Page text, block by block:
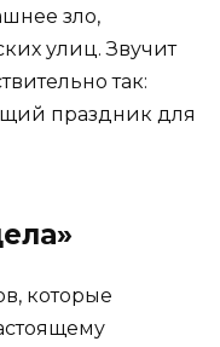
зло,
улиц. Звучит
так:
праздник для